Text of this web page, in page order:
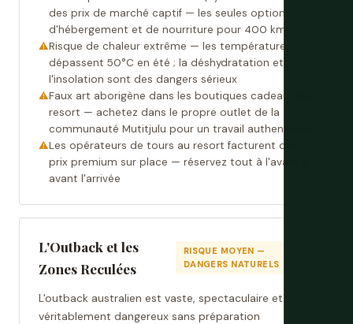
des prix de marché captif — les seules options
d'hébergement et de nourriture pour 400 km
Risque de chaleur extrême — les températures
dépassent 50°C en été ; la déshydratation et
l'insolation sont des dangers sérieux
Faux art aborigène dans les boutiques cadeaux du
resort — achetez dans le propre outlet de la
communauté Mutitjulu pour un travail authentique
Les opérateurs de tours au resort facturent des
prix premium sur place — réservez tout à l'avance
avant l'arrivée
L'Outback et les
Zones Reculées
RISQUE MOYEN —
DANGERS NATURELS
L'outback australien est vaste, spectaculaire et
véritablement dangereux sans préparation